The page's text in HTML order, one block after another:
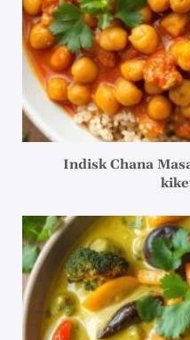
Indisk Chana